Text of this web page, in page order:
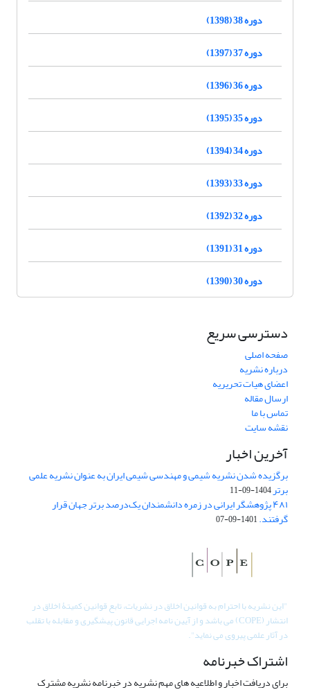
دوره 38 (1398)
دوره 37 (1397)
دوره 36 (1396)
دوره 35 (1395)
دوره 34 (1394)
دوره 33 (1393)
دوره 32 (1392)
دوره 31 (1391)
دوره 30 (1390)
دسترسی سریع
صفحه اصلی
درباره نشریه
اعضای هیات تحریریه
ارسال مقاله
تماس با ما
نقشه سایت
آخرین اخبار
برگزیده شدن نشریه شیمی و مهندسی شیمی ایران به عنوان نشریه علمی
برتر1404-09-11
۴۸۱ پژوهشگر ایرانی در زمره دانشمندان یک‌درصد برتر جهان قرار
گرفتند.1401-09-07
"این نشریه با احترام به قوانین اخلاق در نشریات، تابع قوانین کمیتۀ اخلاق در
انتشار (COPE) می باشد و از آیین نامه اجرایی قانون پیشگیری و مقابله با تقلب
در آثار علمی پیروی می نماید".
اشتراک خبرنامه
برای دریافت اخبار و اطلاعیه های مهم نشریه در خبرنامه نشریه مشترک